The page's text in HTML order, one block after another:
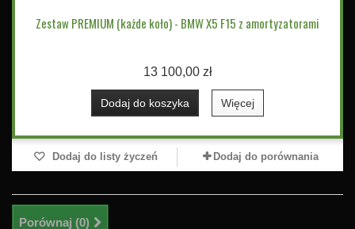
Zestaw PREMIUM (każde koło) - BMW X5 F15 z amortyzatorami
13 100,00 zł
Dodaj do koszyka Więcej
Dodaj do listy życzeń Dodaj do porównania
Porównaj (0)